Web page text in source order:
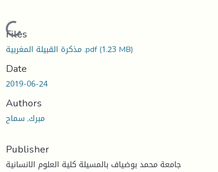
Loading...
Files
مذكرة القبيلة المغربية .pdf(1.23 MB)
Date
2019-06-24
Authors
مبرك, سماح
Publisher
جامعة محمد بوضياف بالمسيلة كلية العلوم الانسانية